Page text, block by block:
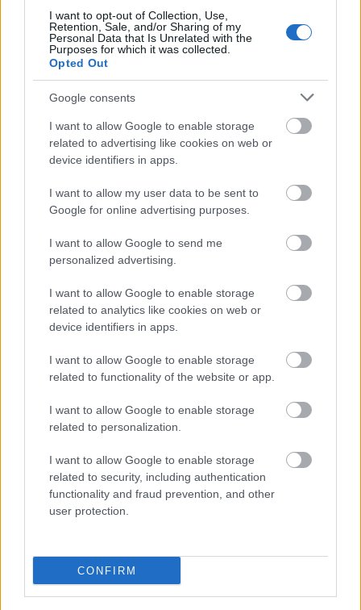
I want to opt-out of Collection, Use,
Retention, Sale, and/or Sharing of my
Personal Data that Is Unrelated with the
Purposes for which it was collected.
Opted Out
Google consents
I want to allow Google to enable storage
related to advertising like cookies on web or
device identifiers in apps.
I want to allow my user data to be sent to
Google for online advertising purposes.
I want to allow Google to send me
personalized advertising.
I want to allow Google to enable storage
related to analytics like cookies on web or
device identifiers in apps.
I want to allow Google to enable storage
related to functionality of the website or app.
I want to allow Google to enable storage
related to personalization.
I want to allow Google to enable storage
related to security, including authentication
functionality and fraud prevention, and other
user protection.
CONFIRM
Morricone a Győri Filharmonikus Zenekarral
A győri együttest vendégkarmesterek egész
sora dirigálja a most kezdődő szezonban.
Kovács János Verdi Traviatájának
koncertszerű előadását vezényli december
12-én, Takács Nagy Gábor pedig Beethoven-
Film Zene Komolyzene
CONCERTO MESTERISKOLA ALBRECHT MAYER